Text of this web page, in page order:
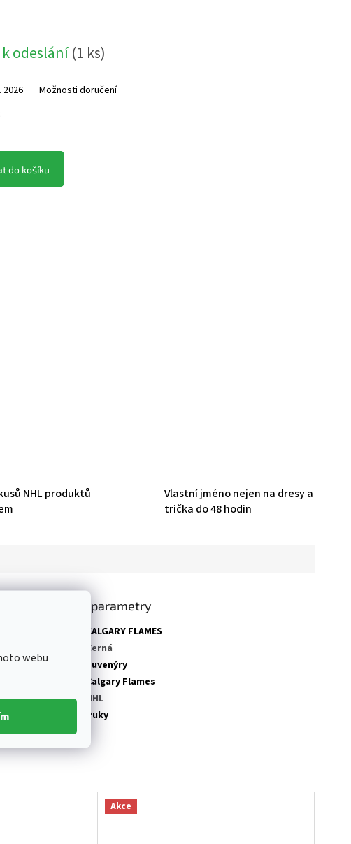
webu
odeslání(1 ks)
2026 Možnosti doručení
do košíku
NHL produktů
Vlastní jméno nejen na dresy a
trička do 48 hodin
Akce
Doplňkové parametry
CALGARY FLAMES
Černá
Kategorie
Suvenýry
Calgary Flames
Liga:
NHL
Puky